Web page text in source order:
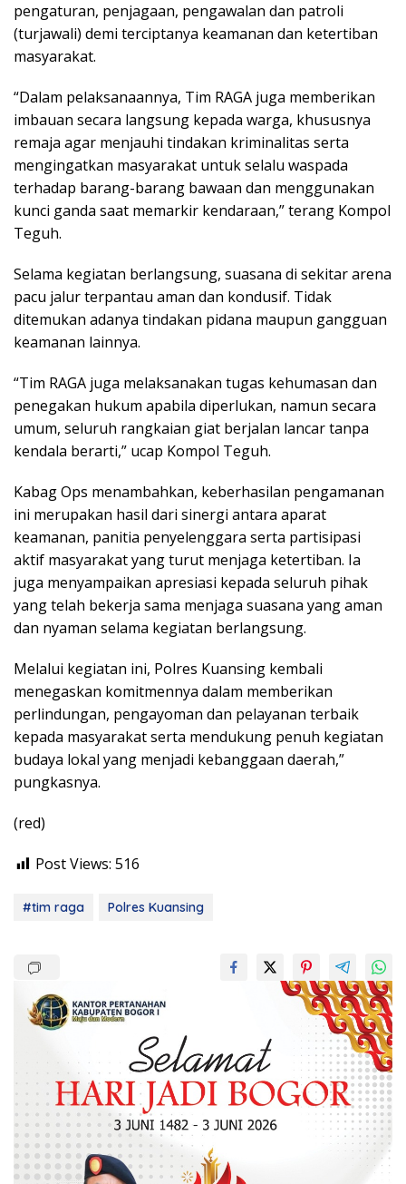
pengaturan, penjagaan, pengawalan dan patroli
(turjawali) demi terciptanya keamanan dan ketertiban
masyarakat.
“Dalam pelaksanaannya, Tim RAGA juga memberikan
imbauan secara langsung kepada warga, khususnya
remaja agar menjauhi tindakan kriminalitas serta
mengingatkan masyarakat untuk selalu waspada
terhadap barang-barang bawaan dan menggunakan
kunci ganda saat memarkir kendaraan,” terang Kompol
Teguh.
Selama kegiatan berlangsung, suasana di sekitar arena
pacu jalur terpantau aman dan kondusif. Tidak
ditemukan adanya tindakan pidana maupun gangguan
keamanan lainnya.
“Tim RAGA juga melaksanakan tugas kehumasan dan
penegakan hukum apabila diperlukan, namun secara
umum, seluruh rangkaian giat berjalan lancar tanpa
kendala berarti,” ucap Kompol Teguh.
Kabag Ops menambahkan, keberhasilan pengamanan
ini merupakan hasil dari sinergi antara aparat
keamanan, panitia penyelenggara serta partisipasi
aktif masyarakat yang turut menjaga ketertiban. Ia
juga menyampaikan apresiasi kepada seluruh pihak
yang telah bekerja sama menjaga suasana yang aman
dan nyaman selama kegiatan berlangsung.
Melalui kegiatan ini, Polres Kuansing kembali
menegaskan komitmennya dalam memberikan
perlindungan, pengayoman dan pelayanan terbaik
kepada masyarakat serta mendukung penuh kegiatan
budaya lokal yang menjadi kebanggaan daerah,”
pungkasnya.
(red)
Post Views: 516
#tim raga Polres Kuansing